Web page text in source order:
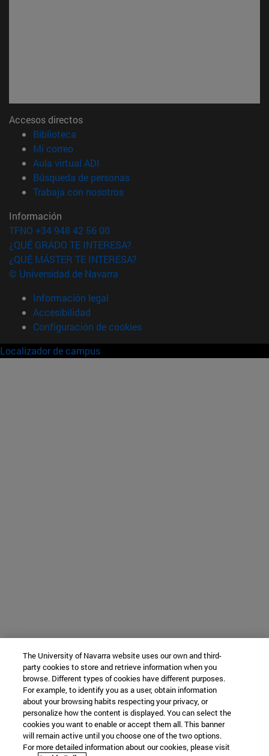
Accesos directos
Biblioteca
Mi correo(abre en nueva ventana)
Aula virtual ADI
Búsqueda de personas(abre en nueva ventana)
Trabaja con nosotros(abre en nueva ventana)
Información
TFNO +34 948 42 56 00
¿QUÉ GRADO TE INTERESA?
¿QUÉ MÁSTER TE INTERESA?
© Universidad de Navarra
Información legal
Accesibilidad
Configuración de cookies
Localizador de campus
The University of Navarra website uses our own and third-
party cookies to store and retrieve information when you
browse. Different types of cookies have different purposes.
For example, to identify you as a user, obtain information
about your browsing habits respecting your privacy, or
personalize how the content is displayed. You can select the
cookies you want to enable or accept them all. This banner
will remain active until you choose one of the two options.
For more detailed information about our cookies, please visit